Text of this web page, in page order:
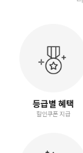
등급별 혜택
할인쿠폰 지급